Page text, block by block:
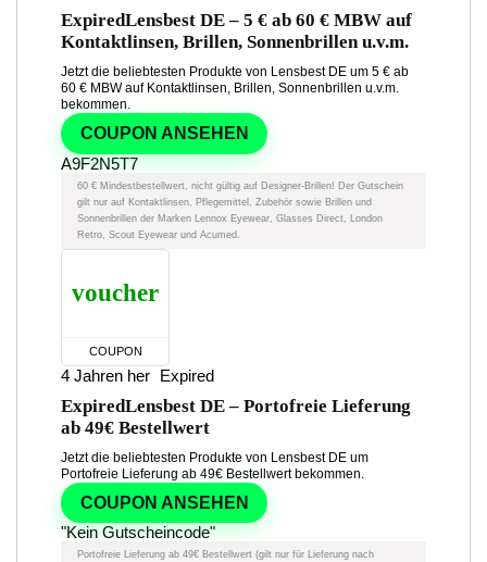
ExpiredLensbest DE – 5 € ab 60 € MBW auf
Kontaktlinsen, Brillen, Sonnenbrillen u.v.m.
Jetzt die beliebtesten Produkte von Lensbest DE um 5 € ab
60 € MBW auf Kontaktlinsen, Brillen, Sonnenbrillen u.v.m.
bekommen.
COUPON ANSEHEN
A9F2N5T7
60 € Mindestbestellwert, nicht gültig auf Designer-Brillen! Der Gutschein
gilt nur auf Kontaktlinsen, Pflegemittel, Zubehör sowie Brillen und
Sonnenbrillen der Marken Lennox Eyewear, Glasses Direct, London
Retro, Scout Eyewear und Acumed.
voucher
COUPON
4 Jahren her Expired
ExpiredLensbest DE – Portofreie Lieferung
ab 49€ Bestellwert
Jetzt die beliebtesten Produkte von Lensbest DE um
Portofreie Lieferung ab 49€ Bestellwert bekommen.
COUPON ANSEHEN
"Kein Gutscheincode"
Portofreie Lieferung ab 49€ Bestellwert (gilt nur für Lieferung nach